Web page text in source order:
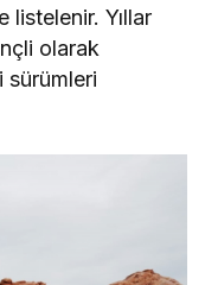
listelenir. Yıllar
olarak
sürümleri